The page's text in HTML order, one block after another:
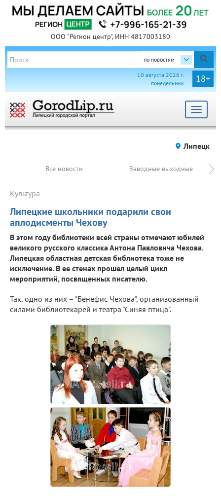
ООО "Регион центр", ИНН 4817003180
по новостям
18+
10 августа 2026 г.
понедельник
Toggle
Липецк
Все новости Заводные выходные
Липецкие школьники подарили свои
аплодисменты Чехову
Культура
В этом году библиотеки всей страны отмечают юбилей
великого русского классика Антона Павловича Чехова.
Липецкая областная детская библиотека тоже не
исключение. В ее стенах прошел целый цикл
мероприятий, посвященных писателю.
Так, одно из них – "Бенефис Чехова", организованный
силами библиотекарей и театра "Синяя птица".